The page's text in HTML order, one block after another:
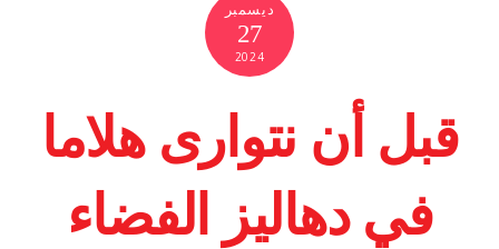
ديسمبر
27
2024
قبل أن نتوارى هلاما
في دهاليز الفضاء